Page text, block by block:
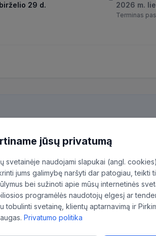
29 d. 2026 m.
Terminas
pirkimą ir patiksliname 35,96% BVPŽ
tvarkymo centras
jūsų privatumą
svetainėje naudojami slapukai (angl.
jums galimybę naršyti dar patogiau, teikti
bei sužinoti apie mūsų internetinės
programėlės naudotojų elgesį ar
tobulinti svetainę, klientų aptarnavimą ir
Privatumo politika